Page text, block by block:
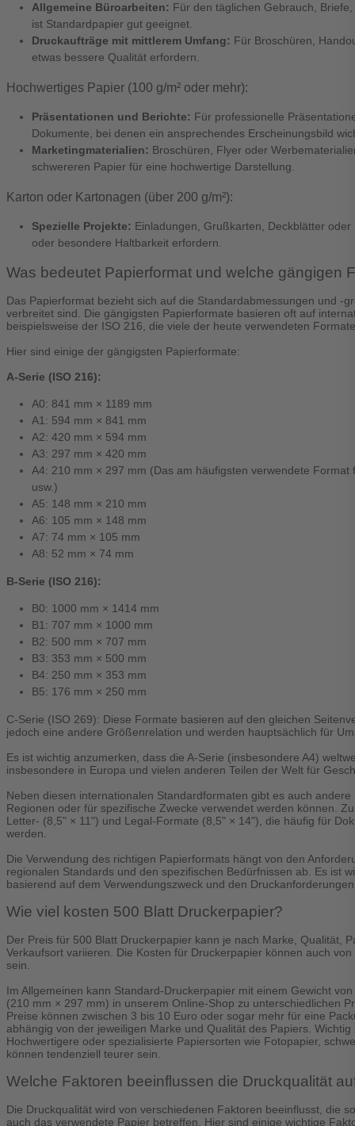
Allgemeine Büroarbeiten: Für den täglichen Gebrauch,
ist Standardpapier gut geeignet.
Druckaufträge mit mittlerem Umfang: Für Broschüren,
etwas bessere Qualität erfordern.
Hochwertiges Papier (100 g/m² oder mehr):
Präsentationen und Berichte: Für professionelle
Dokumente, bei denen ein ansprechendes Erscheinungsbild
Marketingmaterialien: Broschüren, Flyer oder
schwereren Papier für eine hochwertige Darstellung.
Karton oder Kartonagen (über 200 g/m²):
Spezielle Projekte: Einladungen, Grußkarten, Deckblätter
oder besondere Haltbarkeit erfordern.
Was bedeutet Papierformat und welche gängigen
Das Papierformat bezieht sich auf die Standardabmessungen und -
verbreitet sind. Die gängigsten Papierformate basieren oft auf
beispielsweise der ISO 216, die viele der heute verwendeten
Hier sind einige der gängigsten Papierformate:
A-Serie (ISO 216):
A0: 841 mm × 1189 mm
A1: 594 mm × 841 mm
A2: 420 mm × 594 mm
A3: 297 mm × 420 mm
A4: 210 mm × 297 mm (Das am häufigsten verwendete
usw.)
A5: 148 mm × 210 mm
A6: 105 mm × 148 mm
A7: 74 mm × 105 mm
A8: 52 mm × 74 mm
B-Serie (ISO 216):
B0: 1000 mm × 1414 mm
B1: 707 mm × 1000 mm
B2: 500 mm × 707 mm
B3: 353 mm × 500 mm
B4: 250 mm × 353 mm
B5: 176 mm × 250 mm
C-Serie (ISO 269): Diese Formate basieren auf den gleichen
jedoch eine andere Größenrelation und werden hauptsächlich für
Es ist wichtig anzumerken, dass die A-Serie (insbesondere A4)
insbesondere in Europa und vielen anderen Teilen der Welt für
Neben diesen internationalen Standardformaten gibt es auch
Regionen oder für spezifische Zwecke verwendet werden können.
Letter- (8,5" × 11") und Legal-Formate (8,5" × 14"), die häufig für
werden.
Die Verwendung des richtigen Papierformats hängt von den
regionalen Standards und den spezifischen Bedürfnissen ab. Es ist
basierend auf dem Verwendungszweck und den
Wie viel kosten 500 Blatt Druckerpapier?
Der Preis für 500 Blatt Druckerpapier kann je nach Marke, Qualität,
Verkaufsort variieren. Die Kosten für Druckerpapier können auch
sein.
Im Allgemeinen kann Standard-Druckerpapier mit einem Gewicht
(210 mm × 297 mm) in unserem Online-Shop zu unterschiedlichen
Preise können zwischen 3 bis 10 Euro oder sogar mehr für eine
abhängig von der jeweiligen Marke und Qualität des Papiers.
Hochwertigere oder spezialisierte Papiersorten wie Fotopapier,
können tendenziell teurer sein.
Welche Faktoren beeinflussen die Druckqualität
Die Druckqualität wird von verschiedenen Faktoren beeinflusst, die
auch das verwendete Papier betreffen. Hier sind einige wichtige